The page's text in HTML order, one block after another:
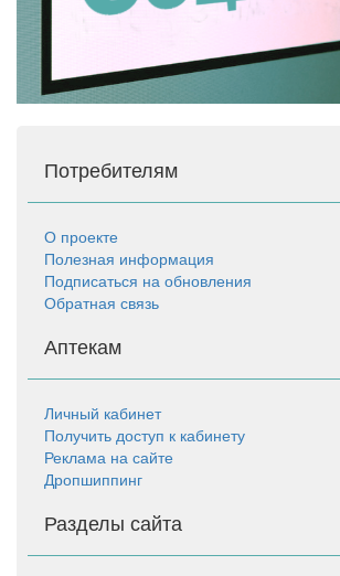
Потребителям
О проекте
Полезная информация
Подписаться на обновления
Обратная связь
Аптекам
Личный кабинет
Получить доступ к кабинету
Реклама на сайте
Дропшиппинг
Разделы сайта